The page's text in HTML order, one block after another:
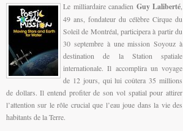
Le milliardaire canadien Guy Laliberté
49 ans, fondateur du célèbre Cirque du
Soleil de Montréal, participera à partir du
30 septembre à une mission Soyouz à
destination de la Station spatiale
internationale. Il accomplira un voyage
de 12 jours, qui lui coûtera 35 millions
de dollars. Il entend profiter de son vol spatial pour attirer
l’attention sur le rôle crucial que l’eau joue dans la vie des
habitants de la Terre.